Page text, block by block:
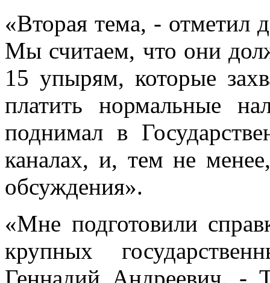
«Вторая тема, - отметил
Мы считаем, что они
15 упырям, которые
платить нормальные
поднимал в
каналах, и, тем не
обсуждения».
«Мне подготовили
крупных
Геннадий Андреевич. -